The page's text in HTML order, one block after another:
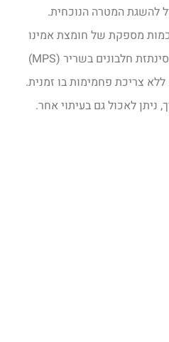
להשגת המטרה הנוכחית.
כמות מספקת של חומצת אמינו
לאוצין תאפשר להשפיע על סינתזת חלבונים בשריר (MPS)
צריכת פחמימות בו זמנית.
לאכול גם בעיתוי אחר.